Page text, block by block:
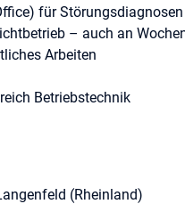
für
– auch an
Arbeiten
Betriebstechnik
(Rheinland)